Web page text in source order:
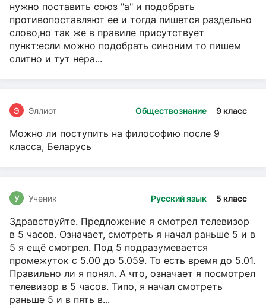
нужно поставить союз "а" и подобрать
противопоставляют ее и тогда пишется раздельно
слово,но так же в правиле присутствует
пункт:если можно подобрать синоним то пишем
слитно и тут нера...
Обществознание 9 класс
Э Эллиот
Можно ли поступить на философию после 9
класса, Беларусь
Русский язык 5 класс
У Ученик
Здравствуйте. Предложение я смотрел телевизор
в 5 часов. Означает, смотреть я начал раньше 5 и в
5 я ещё смотрел. Под 5 подразумевается
промежуток с 5.00 до 5.059. То есть время до 5.01.
Правильно ли я понял. А что, означает я посмотрел
телевизор в 5 часов. Типо, я начал смотреть
раньше 5 и в пять в...